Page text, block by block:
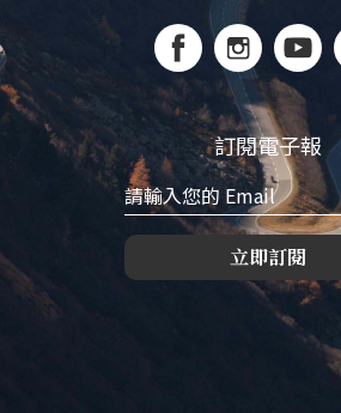
訂閱電子報
立即訂閱